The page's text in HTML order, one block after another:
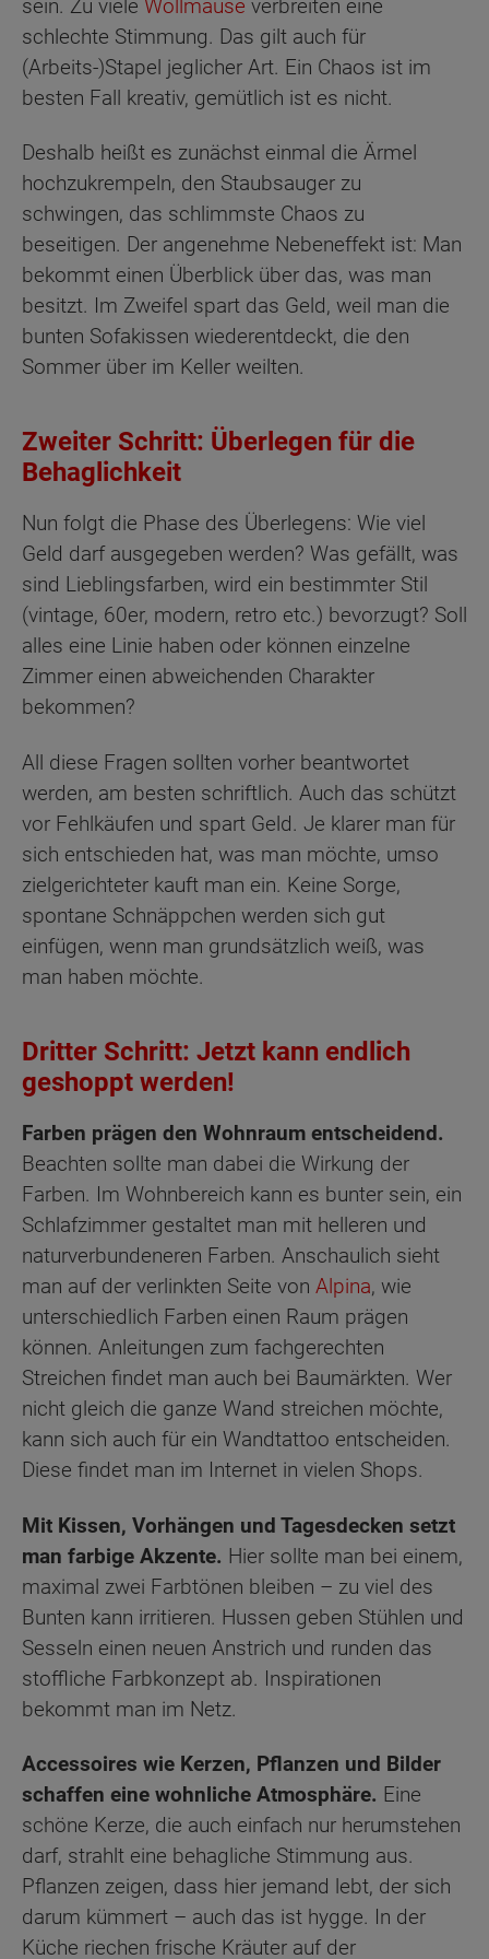
sein. Zu viele Wollmäuse verbreiten eine
schlechte Stimmung. Das gilt auch für
(Arbeits-)Stapel jeglicher Art. Ein Chaos ist im
besten Fall kreativ, gemütlich ist es nicht.
Deshalb heißt es zunächst einmal die Ärmel
hochzukrempeln, den Staubsauger zu
schwingen, das schlimmste Chaos zu
beseitigen. Der angenehme Nebeneffekt ist: Man
bekommt einen Überblick über das, was man
besitzt. Im Zweifel spart das Geld, weil man die
bunten Sofakissen wiederentdeckt, die den
Sommer über im Keller weilten.
Zweiter Schritt: Überlegen für die
Behaglichkeit
Nun folgt die Phase des Überlegens: Wie viel
Geld darf ausgegeben werden? Was gefällt, was
sind Lieblingsfarben, wird ein bestimmter Stil
(vintage, 60er, modern, retro etc.) bevorzugt? Soll
alles eine Linie haben oder können einzelne
Zimmer einen abweichenden Charakter
bekommen?
All diese Fragen sollten vorher beantwortet
werden, am besten schriftlich. Auch das schützt
vor Fehlkäufen und spart Geld. Je klarer man für
sich entschieden hat, was man möchte, umso
zielgerichteter kauft man ein. Keine Sorge,
spontane Schnäppchen werden sich gut
einfügen, wenn man grundsätzlich weiß, was
man haben möchte.
Dritter Schritt: Jetzt kann endlich
geshoppt werden!
Farben prägen den Wohnraum entscheidend.
Beachten sollte man dabei die Wirkung der
Farben. Im Wohnbereich kann es bunter sein, ein
Schlafzimmer gestaltet man mit helleren und
naturverbundeneren Farben. Anschaulich sieht
man auf der verlinkten Seite von Alpina, wie
unterschiedlich Farben einen Raum prägen
können. Anleitungen zum fachgerechten
Streichen findet man auch bei Baumärkten. Wer
nicht gleich die ganze Wand streichen möchte,
kann sich auch für ein Wandtattoo entscheiden.
Diese findet man im Internet in vielen Shops.
Mit Kissen, Vorhängen und Tagesdecken setzt
man farbige Akzente. Hier sollte man bei einem,
maximal zwei Farbtönen bleiben – zu viel des
Bunten kann irritieren. Hussen geben Stühlen und
Sesseln einen neuen Anstrich und runden das
stoffliche Farbkonzept ab. Inspirationen
bekommt man im Netz.
Accessoires wie Kerzen, Pflanzen und Bilder
schaffen eine wohnliche Atmosphäre. Eine
schöne Kerze, die auch einfach nur herumstehen
darf, strahlt eine behagliche Stimmung aus.
Pflanzen zeigen, dass hier jemand lebt, der sich
darum kümmert – auch das ist hygge. In der
Küche riechen frische Kräuter auf der